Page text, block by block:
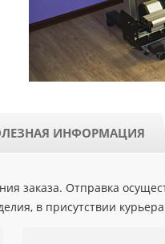
ИНФОРМАЦИЯ
заказа. Отправка
в присутствии